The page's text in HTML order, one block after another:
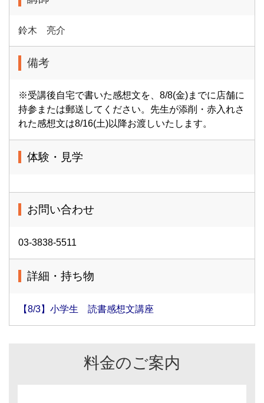
鈴木 亮介
備考
※受講後自宅で書いた感想文を、8/8(金)までに店舗に
持参または郵送してください。先生が添削・赤入れさ
れた感想文は8/16(土)以降お渡しいたします。
体験・見学
お問い合わせ
03-3838-5511
詳細・持ち物
【8/3】小学生 読書感想文講座
料金のご案内